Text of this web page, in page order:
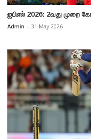
ஐபிஎல் 2026: 2வது முறை
Admin - 31 May 2026